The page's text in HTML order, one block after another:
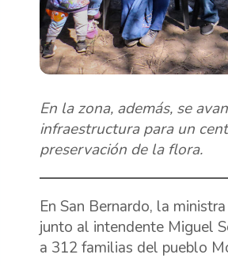
En la zona, además, se
infraestructura para un
preservación de la flora.
En San Bernardo, la
junto al intendente Miguel
a 312 familias del pueblo